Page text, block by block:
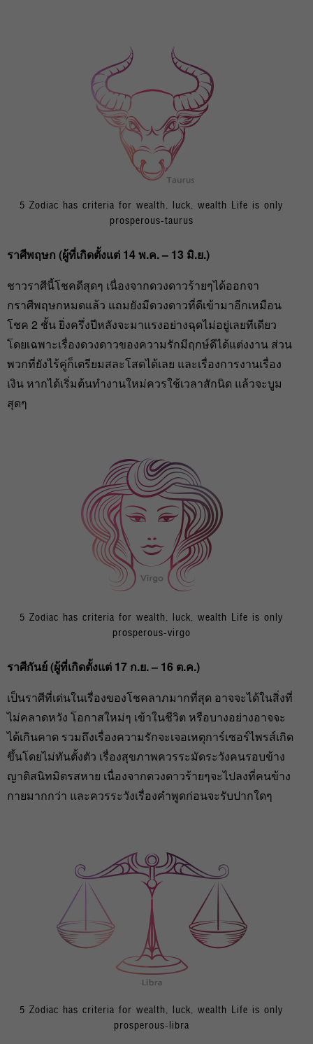
5 Zodiac has criteria for wealth, luck, wealth Life is only
prosperous-taurus
ราศีพฤษก (ผู้ที่เกิดตั้งแต่ 14 พ.ค. – 13 มิ.ย.)
ชาวราศีนี้โชคดีสุดๆ เนื่องจากดวงดาวร้ายๆได้ออกจา
กราศีพฤษกหมดแล้ว แถมยังมีดวงดาวที่ดีเข้ามาอีกเหมือน
โชค 2 ชั้น ยิ่งครึ่งปีหลังจะมาแรงอย่างฉุดไม่อยู่เลยทีเดียว
โดยเฉพาะเรื่องดวงดาวของความรักมีฤกษ์ดีได้แต่งงาน ส่วน
พวกที่ยังไร้คู่ก็เตรียมสละโสดได้เลย และเรื่องการงานเรื่อง
เงิน หากได้เริ่มต้นทำงานใหม่ควรใช้เวลาสักนิด แล้วจะบูม
สุดๆ
5 Zodiac has criteria for wealth, luck, wealth Life is only
prosperous-virgo
ราศีกันย์ (ผู้ที่เกิดตั้งแต่ 17 ก.ย. – 16 ต.ค.)
เป็นราศีที่เด่นในเรื่องของโชคลาภมากที่สุด อาจจะได้ในสิ่งที่
ไม่คลาดหวัง โอกาสใหม่ๆ เข้าในชีวิต หรือบางอย่างอาจจะ
ได้เกินคาด รวมถึงเรื่องความรักจะเจอเหตุการ์เซอร์ไพรส์เกิด
ขึ้นโดยไม่ทันตั้งตัว เรื่องสุขภาพควรระมัดระวังคนรอบข้าง
ญาติสนิทมิตรสหาย เนื่องจากดวงดาวร้ายๆจะไปลงที่คนข้าง
กายมากกว่า และควรระวังเรื่องคำพูดก่อนจะรับปากใดๆ
5 Zodiac has criteria for wealth, luck, wealth Life is only
prosperous-libra